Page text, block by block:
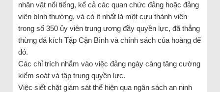
nhân vật nổi tiếng, kể cả các quan chức đảng hoặc đảng
viên bình thường, và có ít nhất là một cựu thành viên
trong số 350 ủy viên trung ương đầy quyền lực, đã thẳng
thừng đả kích Tập Cận Bình và chính sách của hoàng đế
đỏ.
Các chỉ trích nhắm vào việc đảng ngày càng tăng cường
kiểm soát và tập trung quyền lực.
Việc siết chặt giám sát thể hiện qua ngân sách an ninh